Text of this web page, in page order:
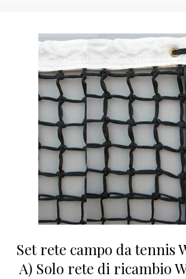
Set rete campo da tennis
A) Solo rete di ricambio